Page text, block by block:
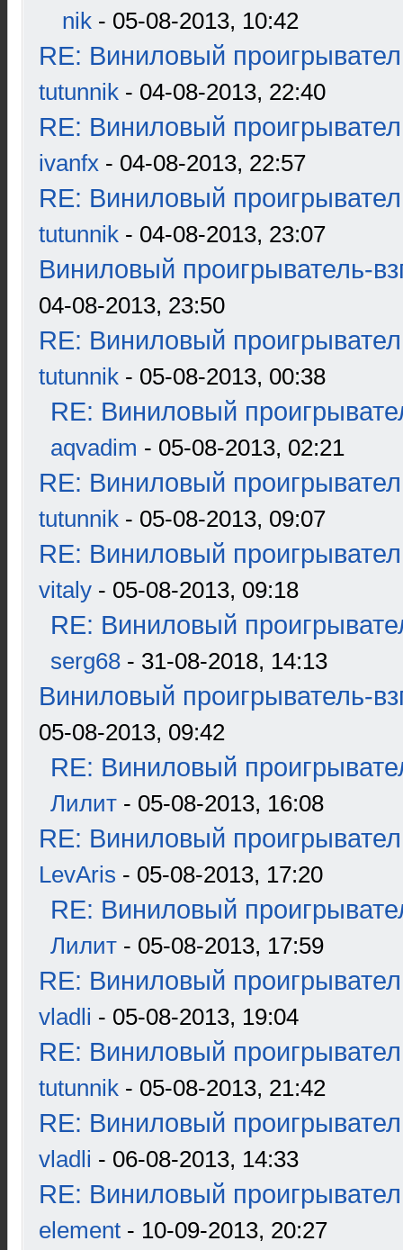
nik - 05-08-2013, 10:42
RE: Виниловый
tutunnik - 04-08-2013, 22:40
RE: Виниловый
ivanfx - 04-08-2013, 22:57
RE: Виниловый
tutunnik - 04-08-2013, 23:07
Виниловый проигрыватель-
04-08-2013, 23:50
RE: Виниловый
tutunnik - 05-08-2013, 00:38
RE: Виниловый
aqvadim - 05-08-2013, 02:21
RE: Виниловый
tutunnik - 05-08-2013, 09:07
RE: Виниловый
vitaly - 05-08-2013, 09:18
RE: Виниловый
serg68 - 31-08-2018, 14:13
Виниловый проигрыватель-
05-08-2013, 09:42
RE: Виниловый
Лилит - 05-08-2013, 16:08
RE: Виниловый
LevAris - 05-08-2013, 17:20
RE: Виниловый
Лилит - 05-08-2013, 17:59
RE: Виниловый
vladli - 05-08-2013, 19:04
RE: Виниловый
tutunnik - 05-08-2013, 21:42
RE: Виниловый
vladli - 06-08-2013, 14:33
RE: Виниловый
element - 10-09-2013, 20:27